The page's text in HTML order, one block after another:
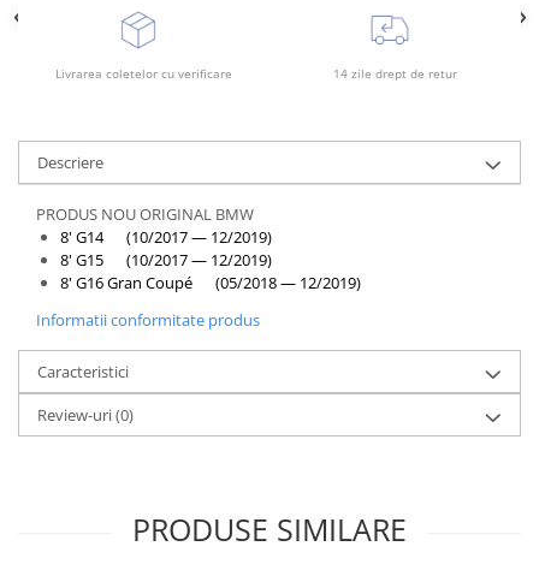
Rama radiator
Spălător far
Suport aripa
Suport far
Suport radiator
Traversa
Usa fată
Usa spate
Livrarea coletelor cu verificare 14 zile drept de retur
Descriere
PRODUS NOU ORIGINAL BMW
8' G14 (10/2017 — 12/2019)
8' G15 (10/2017 — 12/2019)
8' G16 Gran Coupé (05/2018 — 12/2019)
Informatii conformitate produs
Caracteristici
Review-uri(0)
PRODUSE SIMILARE